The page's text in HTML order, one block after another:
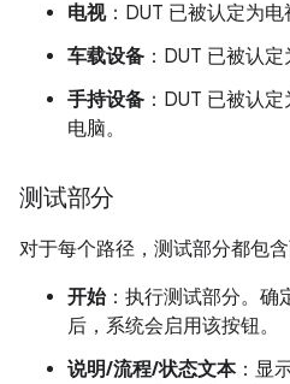
电视：DUT 已被认定为电
车载设备 ：DUT 已被认定
手持设备 ：DUT 已被认
电脑。
测试部分
对于每个路径，测试部分都包含
开始：执行测试部分。确
后，系统会启用该按钮。
说明/流程/状态文本：显